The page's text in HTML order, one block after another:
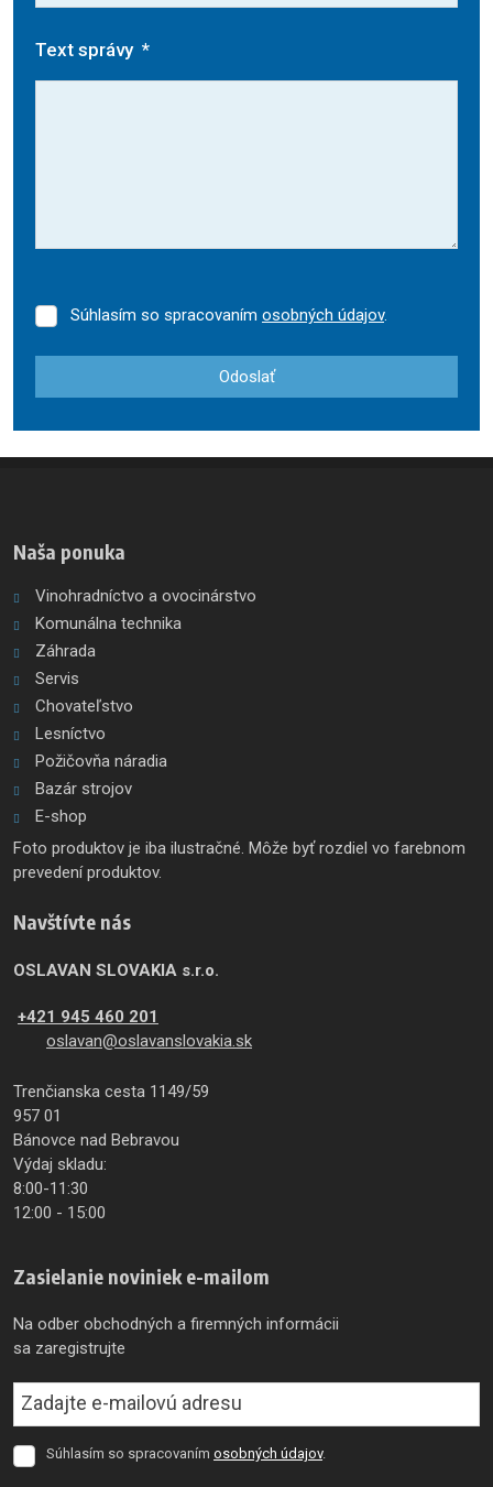
Text správy *
Súhlasím
spracovaním
Súhlasím so spracovaním osobných údajov.
Odoslať
Naša ponuka
Vinohradníctvo a ovocinárstvo
Komunálna technika
Záhrada
Servis
Chovateľstvo
Lesníctvo
Požičovňa náradia
Bazár strojov
E-shop
Foto produktov je iba ilustračné. Môže byť rozdiel vo farebnom
prevedení produktov.
Navštívte nás
OSLAVAN SLOVAKIA s.r.o.
+421 945 460 201
oslavan@oslavanslovakia.sk
Trenčianska cesta 1149/59
957 01
Bánovce nad Bebravou
Výdaj skladu:
8:00-11:30
12:00 - 15:00
Zasielanie noviniek e-mailom
Na odber obchodných a firemných informácii
sa zaregistrujte
SúhlasímSúhlasím so spracovaním osobných údajov.